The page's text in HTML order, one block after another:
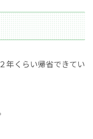
年くらい帰省できてい